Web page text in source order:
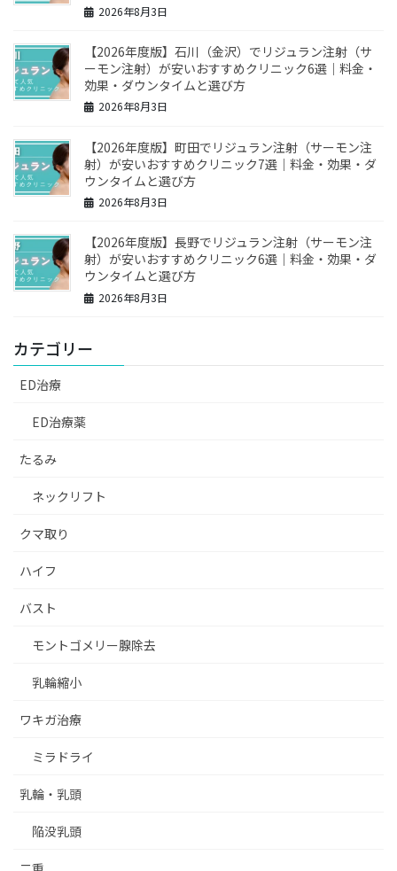
2026年8月3日
【2026年度版】石川（金沢）でリジュラン注射（サ
ーモン注射）が安いおすすめクリニック6選｜料金・
効果・ダウンタイムと選び方
2026年8月3日
【2026年度版】町田でリジュラン注射（サーモン注
射）が安いおすすめクリニック7選｜料金・効果・ダ
ウンタイムと選び方
2026年8月3日
【2026年度版】長野でリジュラン注射（サーモン注
射）が安いおすすめクリニック6選｜料金・効果・ダ
ウンタイムと選び方
2026年8月3日
カテゴリー
ED治療
ED治療薬
たるみ
ネックリフト
クマ取り
ハイフ
バスト
モントゴメリー腺除去
乳輪縮小
ワキガ治療
ミラドライ
乳輪・乳頭
陥没乳頭